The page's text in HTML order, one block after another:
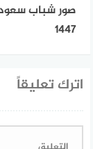
صور شباب
1447
اترك تعليقاً